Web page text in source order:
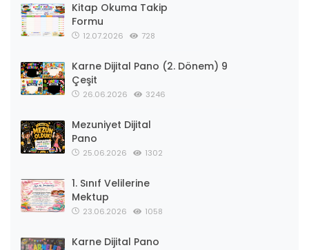
Kitap Okuma Takip
Formu
12.07.2026 728
Karne Dijital Pano (2. Dönem) 9
Çeşit
26.06.2026 3246
Mezuniyet Dijital
Pano
25.06.2026 1302
1. Sınıf Velilerine
Mektup
23.06.2026 1058
Karne Dijital Pano